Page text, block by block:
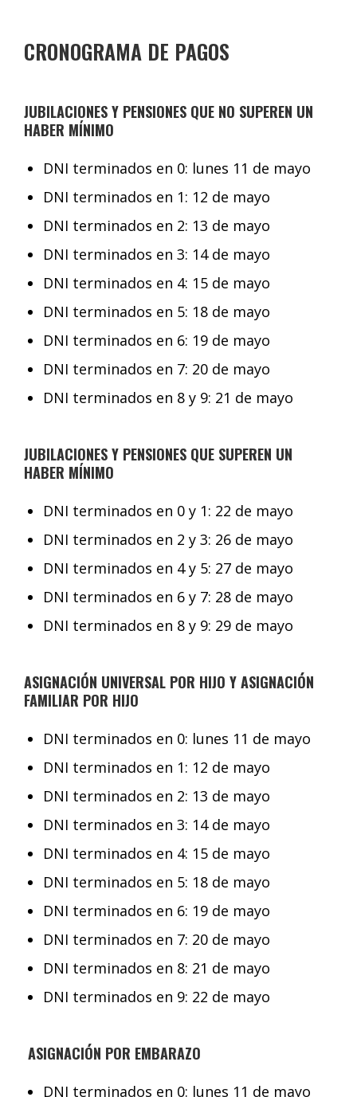
CRONOGRAMA DE PAGOS
JUBILACIONES Y PENSIONES QUE NO SUPEREN UN
HABER MÍNIMO
DNI terminados en 0: lunes 11 de mayo
DNI terminados en 1: 12 de mayo
DNI terminados en 2: 13 de mayo
DNI terminados en 3: 14 de mayo
DNI terminados en 4: 15 de mayo
DNI terminados en 5: 18 de mayo
DNI terminados en 6: 19 de mayo
DNI terminados en 7: 20 de mayo
DNI terminados en 8 y 9: 21 de mayo
JUBILACIONES Y PENSIONES QUE SUPEREN UN
HABER MÍNIMO
DNI terminados en 0 y 1: 22 de mayo
DNI terminados en 2 y 3: 26 de mayo
DNI terminados en 4 y 5: 27 de mayo
DNI terminados en 6 y 7: 28 de mayo
DNI terminados en 8 y 9: 29 de mayo
ASIGNACIÓN UNIVERSAL POR HIJO Y ASIGNACIÓN
FAMILIAR POR HIJO
DNI terminados en 0: lunes 11 de mayo
DNI terminados en 1: 12 de mayo
DNI terminados en 2: 13 de mayo
DNI terminados en 3: 14 de mayo
DNI terminados en 4: 15 de mayo
DNI terminados en 5: 18 de mayo
DNI terminados en 6: 19 de mayo
DNI terminados en 7: 20 de mayo
DNI terminados en 8: 21 de mayo
DNI terminados en 9: 22 de mayo
ASIGNACIÓN POR EMBARAZO
DNI terminados en 0: lunes 11 de mayo